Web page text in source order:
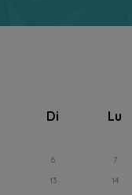
Di
Lu
6
7
13
14